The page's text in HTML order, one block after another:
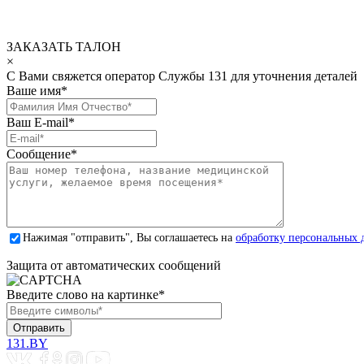
ЗАКАЗАТЬ ТАЛОН
×
С Вами свяжется оператор Службы 131 для уточнения деталей
Ваше имя*
Ваш E-mail*
Сообщение*
Нажимая "отправить", Вы соглашаетесь на обработку персональных
Защита от автоматических сообщений
Введите слово на картинке*
131.BY